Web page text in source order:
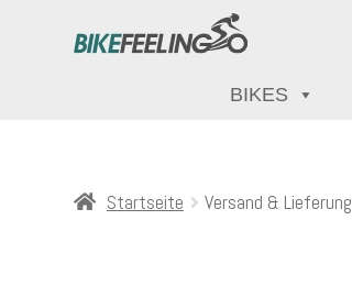
BIKES
Startseite Versand & Lieferung